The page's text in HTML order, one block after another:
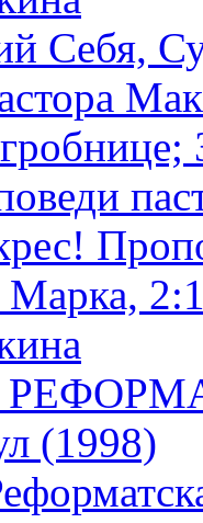
Себя,
Марка,
(1998)